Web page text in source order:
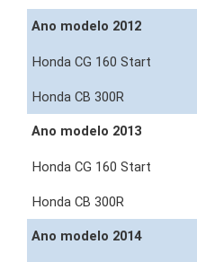
Ano modelo 2012
Ano modelo 2013
Ano modelo 2014